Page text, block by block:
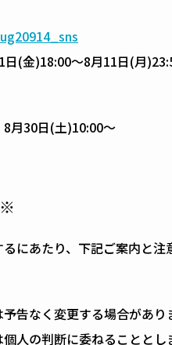
日(金)18:00〜8月11日(月
月30日(土)10:00〜
にあたり、下記ご案内と
告なく変更する場合があり
人の判断に委ねることとし